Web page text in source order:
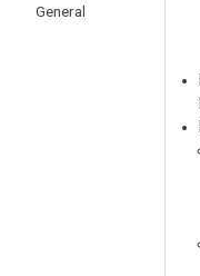
General